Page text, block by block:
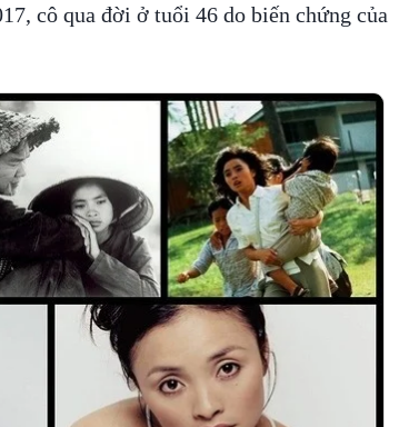
cô qua đời ở tuổi 46 do biến chứng của